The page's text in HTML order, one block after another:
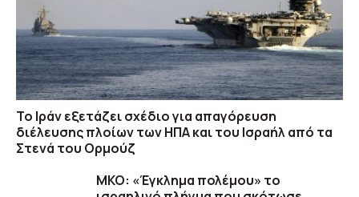
Το Ιράν εξετάζει σχέδιο για απαγόρευση
διέλευσης πλοίων των ΗΠΑ και του Ισραήλ από τα
Στενά του Ορμούζ
ΜΚΟ: «Έγκλημα πολέμου» το